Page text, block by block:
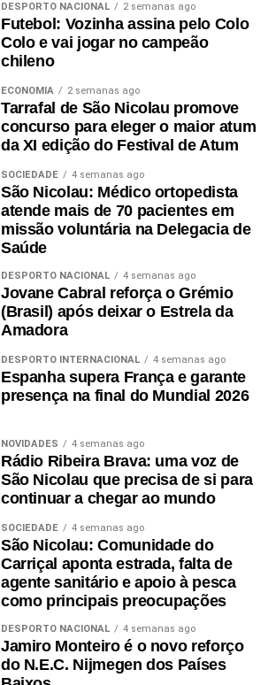
DESPORTO NACIONAL 2 semanas ago
Futebol: Vozinha assina pelo Colo
Colo e vai jogar no campeão
chileno
ECONOMIA 2 semanas ago
Tarrafal de São Nicolau promove
concurso para eleger o maior atum
da XI edição do Festival de Atum
SOCIEDADE 4 semanas ago
São Nicolau: Médico ortopedista
atende mais de 70 pacientes em
missão voluntária na Delegacia de
Saúde
DESPORTO NACIONAL 4 semanas ago
Jovane Cabral reforça o Grémio
(Brasil) após deixar o Estrela da
Amadora
DESPORTO INTERNACIONAL 4 semanas ago
Espanha supera França e garante
presença na final do Mundial 2026
NOVIDADES 4 semanas ago
Rádio Ribeira Brava: uma voz de
São Nicolau que precisa de si para
continuar a chegar ao mundo
SOCIEDADE 4 semanas ago
São Nicolau: Comunidade do
Carriçal aponta estrada, falta de
agente sanitário e apoio à pesca
como principais preocupações
DESPORTO NACIONAL 4 semanas ago
Jamiro Monteiro é o novo reforço
do N.E.C. Nijmegen dos Países